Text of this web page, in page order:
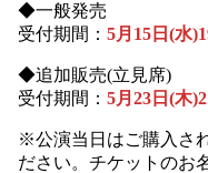
◆一般発売
受付期間： 5月15日(水
◆追加販売(立見席)
受付期間： 5月23日(木
※公演当日はご購入さ
ださい。チケットのお